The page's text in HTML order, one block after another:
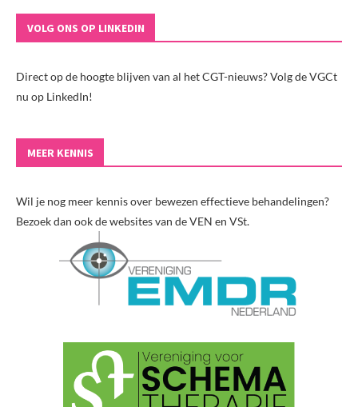
VOLG ONS OP LINKEDIN
Direct op de hoogte blijven van al het CGT-nieuws? Volg de VGCt
nu op LinkedIn!
MEER KENNIS
Wil je nog meer kennis over bewezen effectieve behandelingen?
Bezoek dan ook de websites van de VEN en VSt.